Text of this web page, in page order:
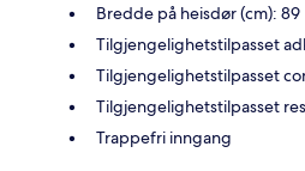
Bredde på heisdør (cm): 89
Tilgjengelighetstilpasset
Tilgjengelighetstilpasset
Tilgjengelighetstilpasset
Trappefri inngang